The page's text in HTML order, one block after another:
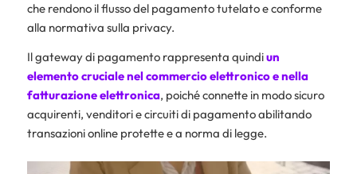
che rendono il flusso del pagamento tutelato e conforme
alla normativa sulla privacy.
Il gateway di pagamento rappresenta quindiun
elemento cruciale nel commercio elettronico e nella
fatturazione elettronica, poiché connette in modo sicuro
acquirenti, venditori e circuiti di pagamento abilitando
transazioni online protette e a norma di legge.